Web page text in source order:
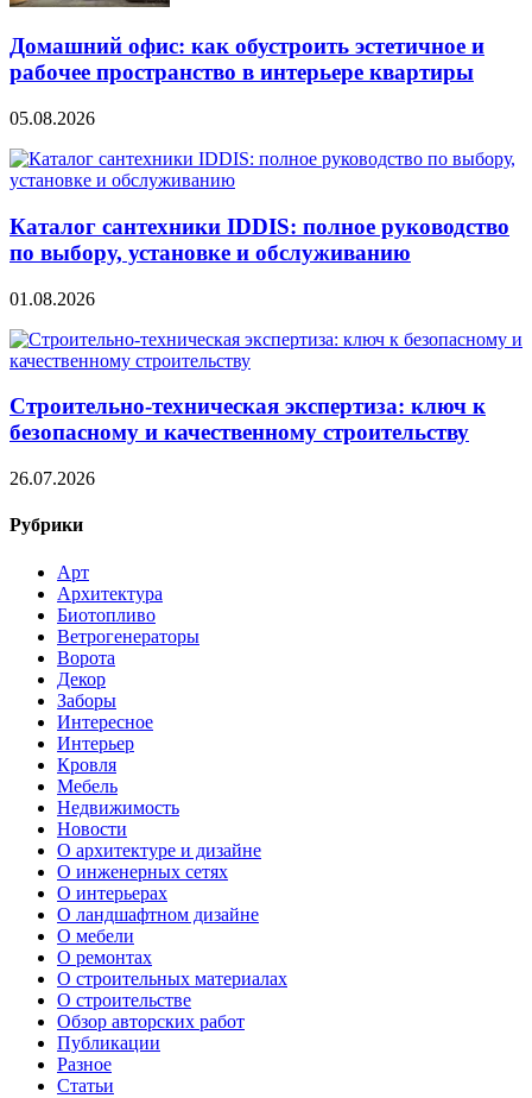
Домашний офис: как обустроить эстетичное и
рабочее пространство в интерьере квартиры
05.08.2026
Каталог сантехники IDDIS: полное руководство
по выбору, установке и обслуживанию
01.08.2026
Строительно‑техническая экспертиза: ключ к
безопасному и качественному строительству
26.07.2026
Рубрики
Арт
Архитектура
Биотопливо
Ветрогенераторы
Ворота
Декор
Заборы
Интересное
Интерьер
Кровля
Мебель
Недвижимость
Новости
О архитектуре и дизайне
О инженерных сетях
О интерьерах
О ландшафтном дизайне
О мебели
О ремонтах
О строительных материалах
О строительстве
Обзор авторских работ
Публикации
Разное
Статьи